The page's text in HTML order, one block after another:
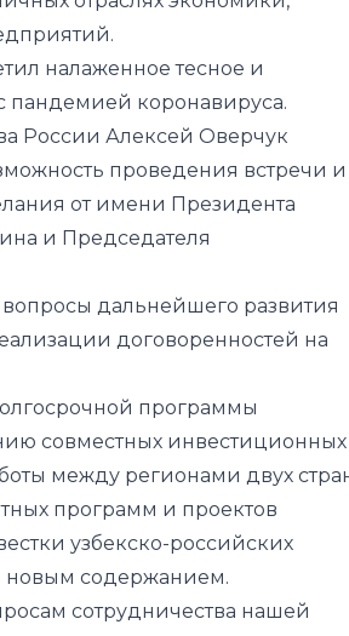
России Алексей Оверчук
проведения встречи и
от имени Президента
и Председателя
дальнейшего развития
договоренностей на
программы
совместных инвестиционных
между регионами двух стран.
программ и проектов
узбекско-российских
новым содержанием.
сотрудничества нашей
и продолжения тесных